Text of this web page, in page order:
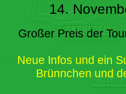
14.
Großer Preis der
Neue Infos und ein
Brünnchen und